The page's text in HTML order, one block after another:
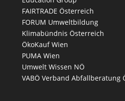
FAIRTRADE Österreich
FORUM Umweltbildung
Klimabündnis Österreich
ÖkoKauf Wien
PUMA Wien
Umwelt Wissen NÖ
VABÖ Verband Abfallberatung